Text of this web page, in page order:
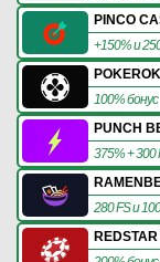
PINCO
+150% и
100% бонус
PUNCH
375% + 300
280 FS и